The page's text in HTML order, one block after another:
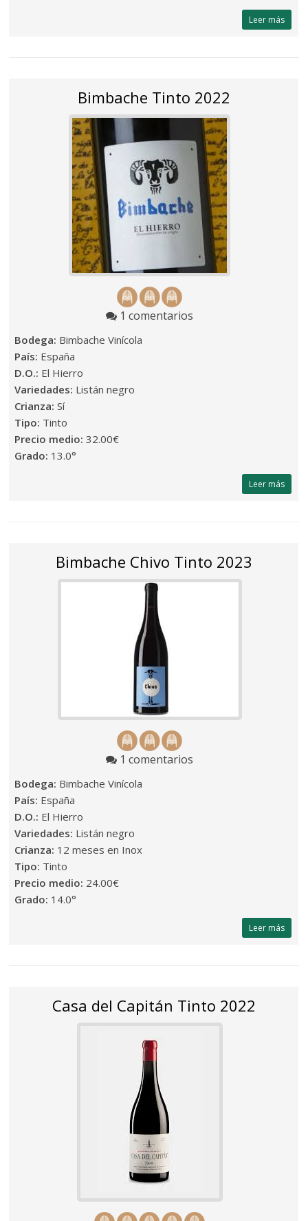
Leer más
Bimbache Tinto 2022
1 comentarios
Bodega: Bimbache Vinícola
País: España
D.O.: El Hierro
Variedades: Listán negro
Crianza:Sí
Tipo: Tinto
Precio medio:32.00€
Grado: 13.0°
Leer más
Bimbache Chivo Tinto 2023
1 comentarios
Bodega: Bimbache Vinícola
País: España
D.O.: El Hierro
Variedades: Listán negro
Crianza: 12 meses en Inox
Tipo: Tinto
Precio medio: 24.00€
Grado: 14.0°
Leer más
Casa del Capitán Tinto 2022